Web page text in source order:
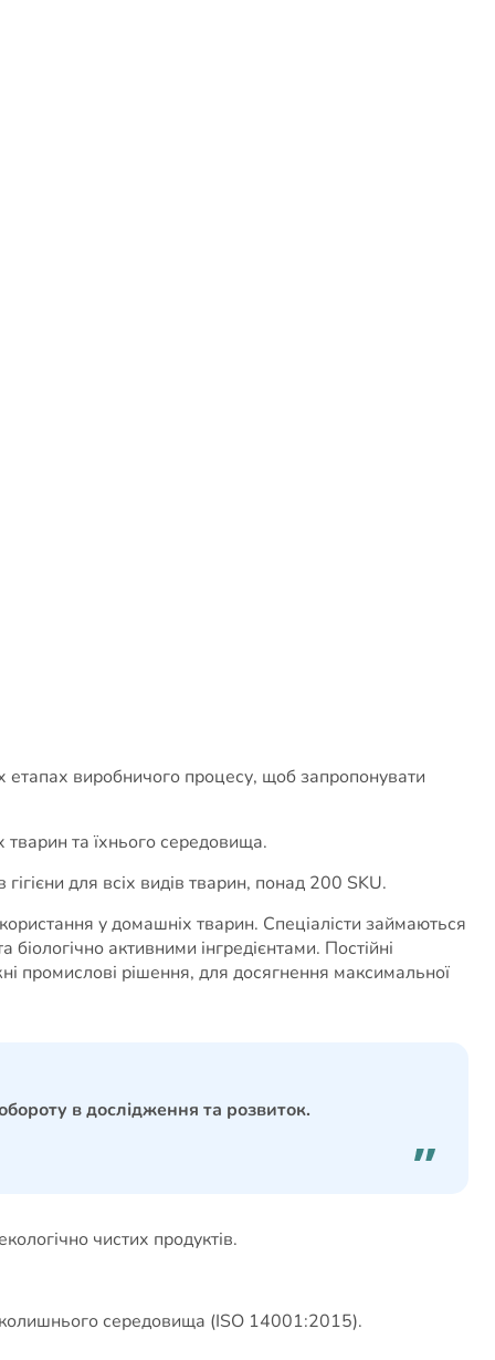
етапах виробничого процесу, щоб запропонувати
тварин та їхнього середовища.
для всіх видів тварин, понад 200 SKU.
у домашніх тварин. Спеціалісти займаються
активними інгредієнтами. Постійні
промислові рішення, для досягнення максимальної
в дослідження та розвиток.
чистих продуктів.
середовища (ISO 14001:2015).